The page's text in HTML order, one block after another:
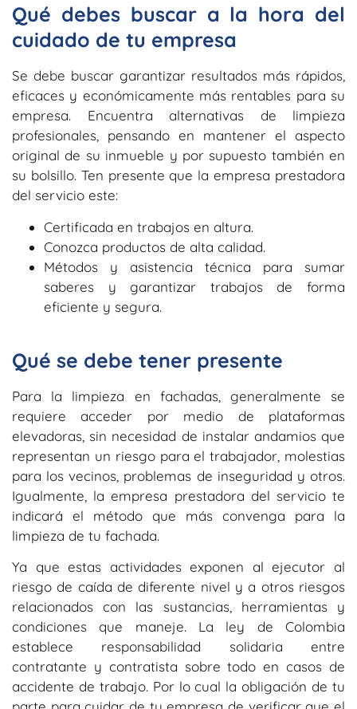
Qué debes buscar a la hora del
cuidado de tu empresa
Se debe buscar garantizar resultados más rápidos,
eficaces y económicamente más rentables para su
empresa. Encuentra alternativas de limpieza
profesionales, pensando en mantener el aspecto
original de su inmueble y por supuesto también en
su bolsillo. Ten presente que la empresa prestadora
del servicio este:
Certificada en trabajos en altura.
Conozca productos de alta calidad.
Métodos y asistencia técnica para sumar
saberes y garantizar trabajos de forma
eficiente y segura.
Qué se debe tener presente
Para la limpieza en fachadas, generalmente se
requiere acceder por medio de plataformas
elevadoras, sin necesidad de instalar andamios que
representan un riesgo para el trabajador, molestias
para los vecinos, problemas de inseguridad y otros.
Igualmente, la empresa prestadora del servicio te
indicará el método que más convenga para la
limpieza de tu fachada.
Ya que estas actividades exponen al ejecutor al
riesgo de caída de diferente nivel y a otros riesgos
relacionados con las sustancias, herramientas y
condiciones que maneje. La ley de Colombia
establece responsabilidad solidaria entre
contratante y contratista sobre todo en casos de
accidente de trabajo. Por lo cual la obligación de tu